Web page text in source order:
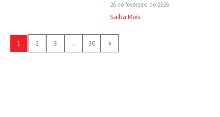
26 de fevereiro de 2026
Saiba Mais
1 2 3 ... 30